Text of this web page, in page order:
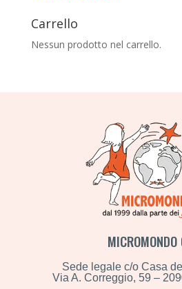
Carrello
Nessun prodotto nel carrello.
MICROMONDO
Sede legale c/o Casa
Via A. Correggio, 59 –